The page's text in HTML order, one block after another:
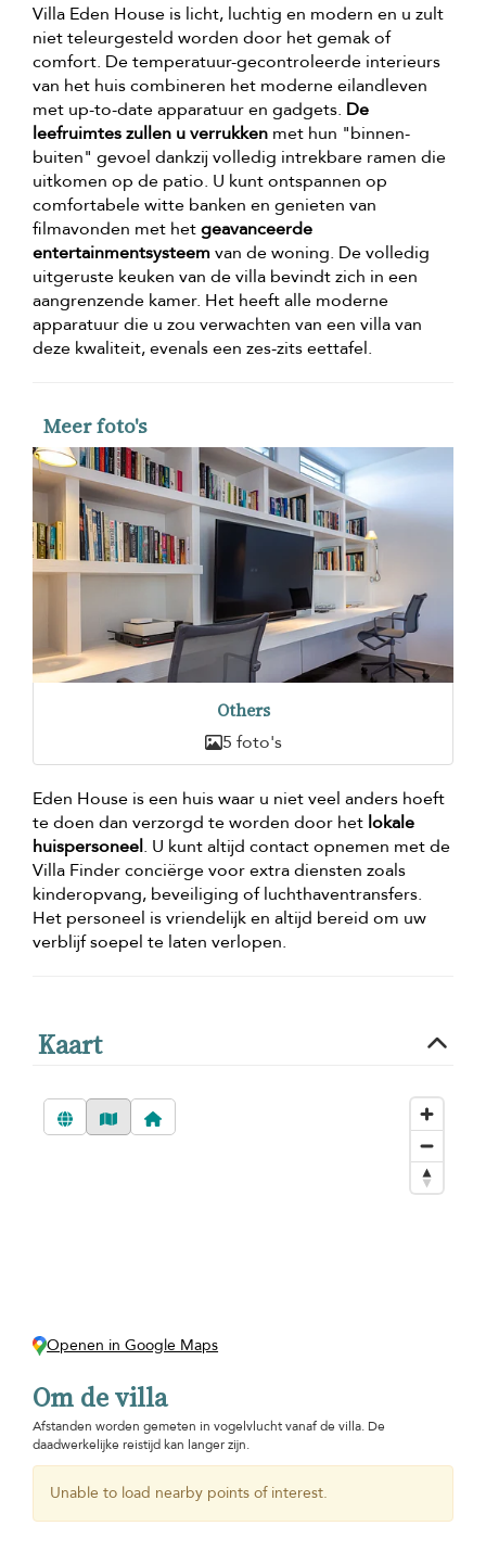
Villa Eden House is licht, luchtig en modern en u zult
niet teleurgesteld worden door het gemak of
comfort. De temperatuur-gecontroleerde interieurs
van het huis combineren het moderne eilandleven
met up-to-date apparatuur en gadgets. De
leefruimtes zullen u verrukken met hun "binnen-
buiten" gevoel dankzij volledig intrekbare ramen die
uitkomen op de patio. U kunt ontspannen op
comfortabele witte banken en genieten van
filmavonden met hetgeavanceerde
entertainmentsysteemvan de woning. De volledig
uitgeruste keuken van de villa bevindt zich in een
aangrenzende kamer. Het heeft alle moderne
apparatuur die u zou verwachten van een villa van
deze kwaliteit, evenals een zes-zits eettafel.
Meer foto's
Others
5 foto's
Eden House is een huis waar u niet veel anders hoeft
te doen dan verzorgd te worden door het lokale
huispersoneel. U kunt altijd contact opnemen met de
Villa Finder conciërge voor extra diensten zoals
kinderopvang, beveiliging of luchthaventransfers.
Het personeel is vriendelijk en altijd bereid om uw
verblijf soepel te laten verlopen.
Kaart
Openen in Google Maps
Om de villa
Afstanden worden gemeten in vogelvlucht vanaf de villa. De
daadwerkelijke reistijd kan langer zijn.
Unable to load nearby points of interest.